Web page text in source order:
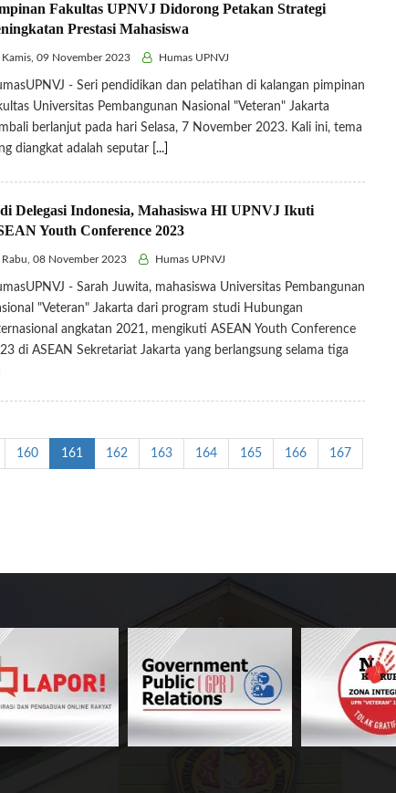
Fakultas UPNVJ Didorong Petakan Strategi
Prestasi Mahasiswa
Kamis, 09 November 2023 Humas UPNVJ
- Seri pendidikan dan pelatihan di kalangan pimpinan
Universitas Pembangunan Nasional "Veteran" Jakarta
berlanjut pada hari Selasa, 7 November 2023. Kali ini, tema
diangkat adalah seputar [...]
Delegasi Indonesia, Mahasiswa HI UPNVJ Ikuti
Youth Conference 2023
Rabu, 08 November 2023 Humas UPNVJ
- Sarah Juwita, mahasiswa Universitas Pembangunan
"Veteran" Jakarta dari program studi Hubungan
angkatan 2021, mengikuti ASEAN Youth Conference
di ASEAN Sekretariat Jakarta yang berlangsung selama tiga
160 161 162 163 164 165 166 167